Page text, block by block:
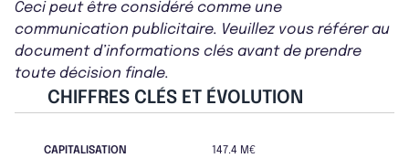
Ceci peut être considéré comme une
communication publicitaire. Veuillez vous référer au
document d’informations clés avant de prendre
toute décision finale.
CHIFFRES CLÉS ET ÉVOLUTION
CAPITALISATION 147.4 M€